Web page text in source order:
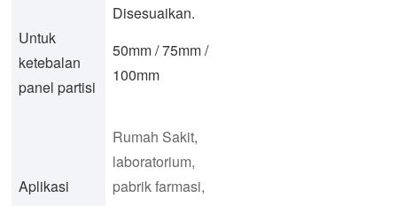
Disesuaikan.
Untuk
ketebalan
panel partisi
50mm / 75mm /
100mm
Aplikasi
Rumah Sakit,
laboratorium,
pabrik farmasi,